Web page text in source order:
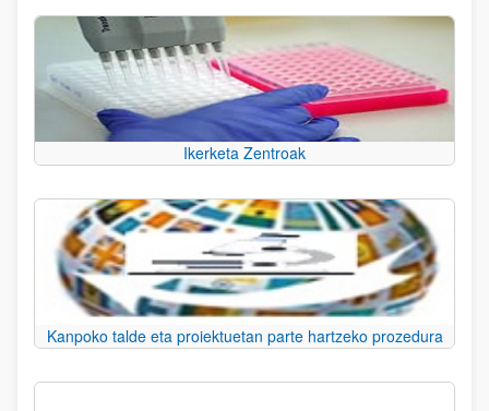
Ikerketa Zentroak
Kanpoko talde eta proiektuetan parte hartzeko prozedura